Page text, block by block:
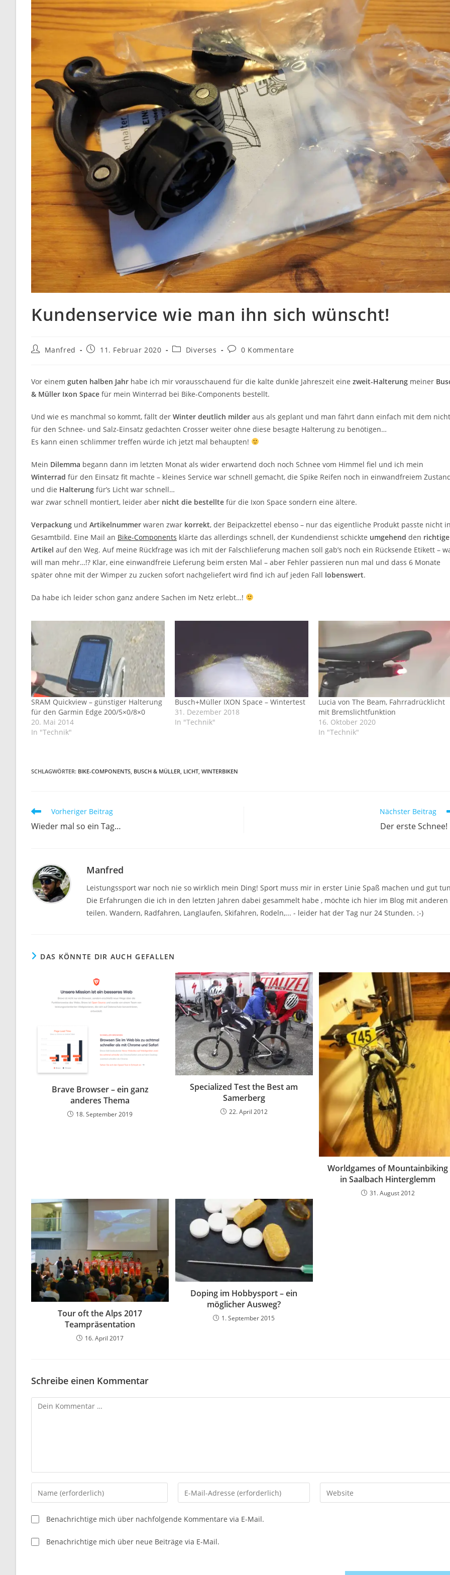
Kundenservice wie man ihn sich wünscht!
Beitrags-
Manfred
Beitrag11. Februar 2020
Beitrags-
Diverses
Beitrags-
0 Kommentare
Vor einem guten halben Jahr habe ich mir vorausschauend für die kalte dunkle Jahreszeit eine zweit-Halterung meiner
& Müller Ixon Space für mein Winterrad bei Bike-Components bestellt.
Und wie es manchmal so kommt, fällt der Winter deutlich milder aus als geplant und man fährt dann einfach mit dem nicht
für den Schnee- und Salz-Einsatz gedachten Crosser weiter ohne diese besagte Halterung zu benötigen…
Es kann einen schlimmer treffen würde ich jetzt mal behaupten!
Mein Dilemma begann dann im letzten Monat als wider erwartend doch noch Schnee vom Himmel fiel und ich mein
Winterrad für den Einsatz fit machte – kleines Service war schnell gemacht, die Spike Reifen noch in einwandfreiem
und die Halterung für’s Licht war schnell…
war zwar schnell montiert, leider aber nicht die bestellte für die Ixon Space sondern eine ältere.
Verpackung und Artikelnummer waren zwar korrekt, der Beipackzettel ebenso – nur das eigentliche Produkt passte nicht
Gesamtbild. Eine Mail an Bike-Components klärte das allerdings schnell, der Kundendienst schickte umgehend den
Artikel auf den Weg. Auf meine Rückfrage was ich mit der Falschlieferung machen soll gab’s noch ein Rücksende Etikett –
will man mehr…!? Klar, eine einwandfreie Lieferung beim ersten Mal – aber Fehler passieren nun mal und dass 6 Monate
später ohne mit der Wimper zu zucken sofort nachgeliefert wird find ich auf jeden Fall lobenswert.
Da habe ich leider schon ganz andere Sachen im Netz erlebt…!
SRAM Quickview – günstiger Halterung
für den Garmin Edge 200/5×0/8×0
20. Mai 2014
In "Technik"
Busch+Müller IXON Space – Wintertest
31. Dezember 2018
In "Technik"
Lucia von The Beam, Fahrradrücklicht
mit Bremslichtfunktion
16. Oktober 2020
In "Technik"
SCHLAGWÖRTER: BIKE-COMPONENTS BUSCH & MÜLLER LICHT WINTERBIKEN
Weitere
ansehen
Vorheriger Beitrag
Wieder mal so ein Tag…
Nächster Beitrag
Der erste Schnee!
Manfred
Leistungssport war noch nie so wirklich mein Ding! Sport muss mir in erster Linie Spaß machen und gut
Die Erfahrungen die ich in den letzten Jahren dabei gesammelt habe , möchte ich hier im Blog mit anderen
teilen. Wandern, Radfahren, Langlaufen, Skifahren, Rodeln,... - leider hat der Tag nur 24 Stunden. :-)
DAS KÖNNTE DIR AUCH GEFALLEN
Brave Browser – ein ganz
anderes Thema
18. September 2019
Specialized Test the Best am
Samerberg
22. April 2012
Worldgames of Mountainbiking
in Saalbach Hinterglemm
31. August 2012
Tour oft the Alps 2017
Teampräsentation
16. April 2017
Doping im Hobbysport – ein
möglicher Ausweg?
1. September 2015
Schreibe einen Kommentar
Kommentar
Gib
deinen
Namen
oder
Benutzernamen
Gib
deine
Adresse
Gib
deine
Benachrichtige mich über nachfolgende Kommentare via E-Mail.
Benachrichtige mich über neue Beiträge via E-Mail.